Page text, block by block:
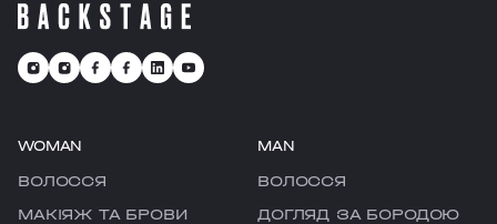
WOMAN
ВОЛОССЯ
МАКІЯЖ ТА БРОВИ
MAN
ВОЛОССЯ
ДОГЛЯД ЗА БОРОДОЮ